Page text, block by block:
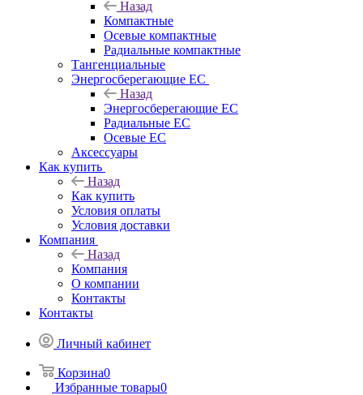
Назад
Компактные
Осевые компактные
Радиальные компактные
Тангенциальные
Энергосберегающие EC
Назад
Энергосберегающие EC
Радиальные EC
Осевые EC
Аксессуары
Как купить
Назад
Как купить
Условия оплаты
Условия доставки
Компания
Назад
Компания
О компании
Контакты
Контакты
Личный кабинет
Корзина0
Избранные товары0